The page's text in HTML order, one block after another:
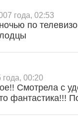
года, 02:53
по
00:20
Смотрела с
фантастика!!!